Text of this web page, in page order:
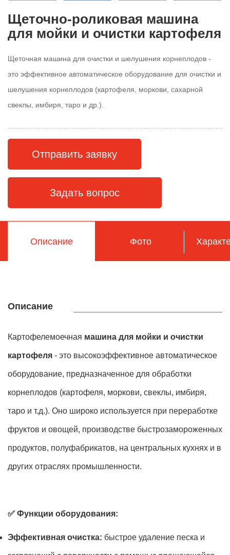
Щеточно-роликовая машина
для мойки и очистки картофеля
Щеточная машина для очистки и шелушения корнеплодов -
это эффективное автоматическое оборудование для очистки и
шелушения корнеплодов (картофеля, моркови, сахарной
свеклы, имбиря, таро и др.).
Отправить заявку
Задать вопрос
Описание Фото
Описание
Картофелемоечная машина для мойки и очистки
картофеля - это высокоэффективное автоматическое
оборудование, предназначенное для обработки
корнеплодов (картофеля, моркови, свеклы, имбиря,
таро и т.д.). Оно широко используется при переработке
фруктов и овощей, производстве быстрозамороженных
продуктов, полуфабрикатов, на центральных кухнях и в
других отраслях промышленности.
✅ Функции оборудования:
Эффективная очистка: быстрое удаление песка и